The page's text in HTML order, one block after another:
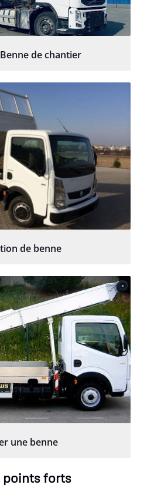
de chantier
de benne
une benne
points forts